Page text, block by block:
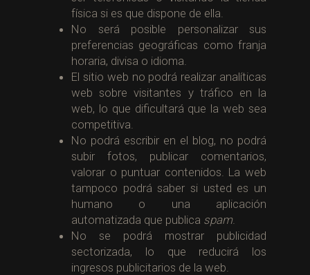
física si es que dispone de ella.
No será posible personalizar sus
preferencias geográficas como franja
horaria, divisa o idioma.
El sitio web no podrá realizar analíticas
web sobre visitantes y tráfico en la
web, lo que dificultará que la web sea
competitiva.
No podrá escribir en el blog, no podrá
subir fotos, publicar comentarios,
valorar o puntuar contenidos. La web
tampoco podrá saber si usted es un
humano o una aplicación
automatizada que publica spam.
No se podrá mostrar publicidad
sectorizada, lo que reducirá los
ingresos publicitarios de la web.